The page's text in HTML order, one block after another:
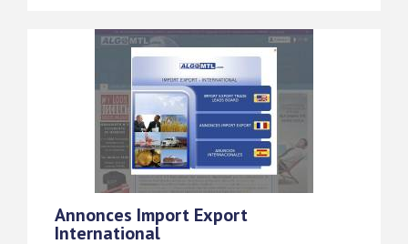
Annonces Import Export
International